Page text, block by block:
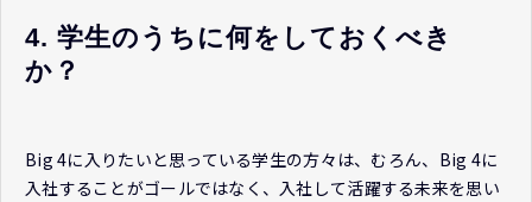
4. 学生のうちに何をしておくべき
か？
Big 4に入りたいと思っている学生の方々は、むろん、Big 4に
入社することがゴールではなく、入社して活躍する未来を思い